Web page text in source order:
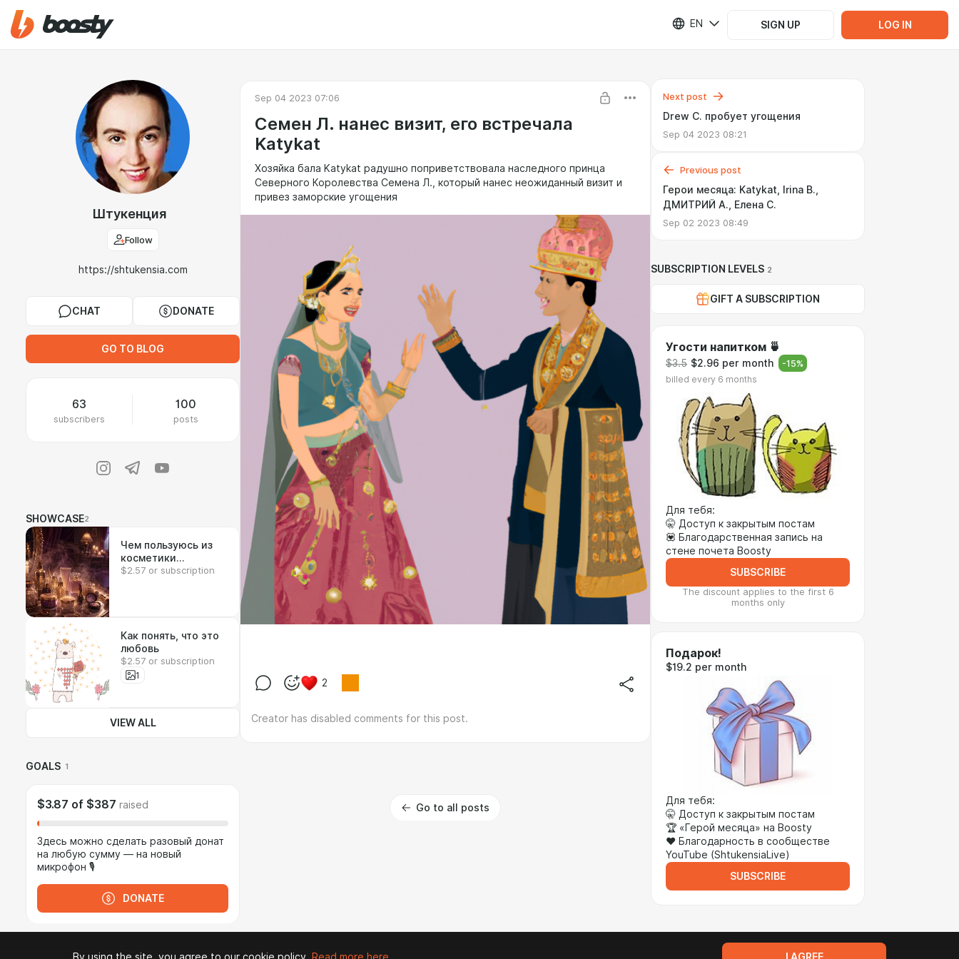
EN SIGN UP LOG IN
Штукенция
Follow
https://shtukensia.com
CHAT DONATE
GO TO BLOG
63
subscribers
100
posts
SHOWCASE2
Чем пользуюсь из
косметики
(розацеа)
$2.57 or subscription
Как понять, что это
любовь
$2.57 or subscription
1
VIEW ALL
GOALS 1
$3.87 of $387 raised
Здесь можно сделать разовый донат
на любую сумму — на новый
микрофон 🎙️
DONATE
Sep 04 2023 07:06
Семен Л. нанес визит, его встречала
Katykat
Хозяйка бала Katykat радушно поприветствовала наследного принца
Северного Королевства Семена Л., который нанес неожиданный визит и
привез заморские угощения
2
Creator has disabled comments for this post.
Go to all posts
Next post
Drew C. пробует угощения
Sep 04 2023 08:21
Previous post
Герои месяца: Katykat, Irina B.,
ДМИТРИЙ А., Елена С.
Sep 02 2023 08:49
SUBSCRIPTION LEVELS 2
GIFT A SUBSCRIPTION
Угости напитком 🍵
$3.5 $2.96 per month -15%
billed every 6 months
Для тебя:
🤫 Доступ к закрытым постам
💟 Благодарственная запись на
стене почета Boosty
SUBSCRIBE
The discount applies to the first 6
months only
Подарок!
$19.2 per month
Для тебя:
🤫 Доступ к закрытым постам
🏆 «Герой месяца» на Boosty
❤️ Благодарность в сообществе
YouTube (ShtukensiaLive)
SUBSCRIBE